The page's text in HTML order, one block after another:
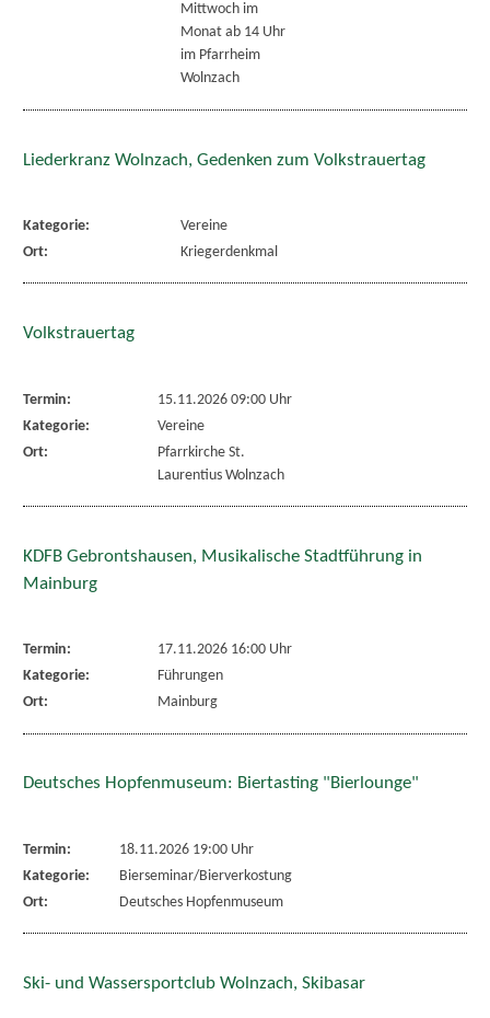
Mittwoch im
Monat ab 14 Uhr
im Pfarrheim
Wolnzach
Liederkranz Wolnzach, Gedenken zum Volkstrauertag
Kategorie:
Vereine
Ort:
Kriegerdenkmal
Volkstrauertag
Termin:
15.11.2026 09:00 Uhr
Kategorie:
Vereine
Ort:
Pfarrkirche St.
Laurentius Wolnzach
KDFB Gebrontshausen, Musikalische Stadtführung in
Mainburg
Termin:
17.11.2026 16:00 Uhr
Kategorie:
Führungen
Ort:
Mainburg
Deutsches Hopfenmuseum: Biertasting "Bierlounge"
Termin:
18.11.2026 19:00 Uhr
Kategorie:
Bierseminar/Bierverkostung
Ort:
Deutsches Hopfenmuseum
Ski- und Wassersportclub Wolnzach, Skibasar